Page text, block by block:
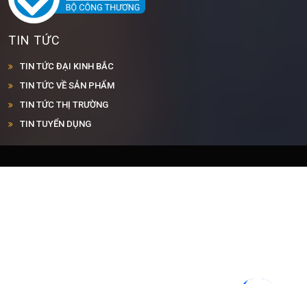
TIN TỨC
TIN TỨC ĐẠI KINH BẮC
TIN TỨC VỀ SẢN PHẨM
TIN TỨC THỊ TRƯỜNG
TIN TUYỂN DỤNG